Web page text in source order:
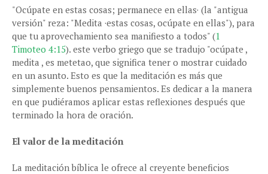
"Ocúpate en estas cosas; permanece en ellas· (la "antigua
versión" reza: "Medita ·estas cosas, ocúpate en ellas"), para
que tu aprovechamiento sea manifiesto a todos" (1
Timoteo 4:15). este verbo griego que se tradujo "ocúpate ,
medita , es metetao, que significa tener o mostrar cuidado
en un asunto. Esto es que la meditación es más que
simplemente buenos pensamientos. Es dedicar a la manera
en que pudiéramos aplicar estas reflexiones después que
terminado la hora de oración.
El valor de la meditación
La meditación bíblica le ofrece al creyente beneficios